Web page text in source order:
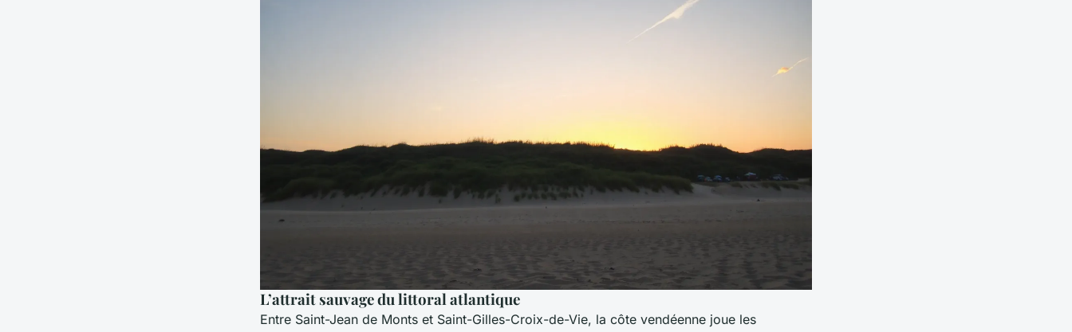
L’attrait sauvage du littoral atlantique
Entre Saint-Jean de Monts et Saint-Gilles-Croix-de-Vie, la côte vendéenne joue les